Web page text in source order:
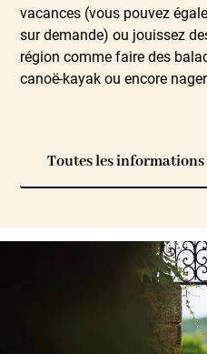
vacances (vous pouvez
sur demande) ou jouissez
région comme faire des
canoë-kayak ou encore
Toutes les